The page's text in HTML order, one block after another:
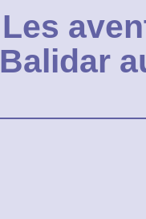
Les
Balidar